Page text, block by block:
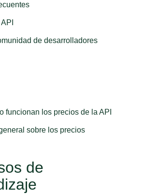
de desarrolladores
funcionan los precios de la API
sobre los precios
de